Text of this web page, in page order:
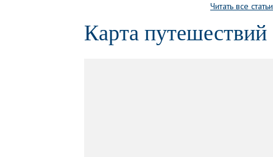
Читать все статьи
Карта путешествий